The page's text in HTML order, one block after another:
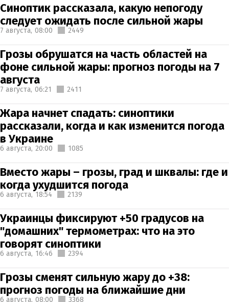
Синоптик рассказала, какую непогоду
следует ожидать после сильной жары
7 августа, 08:00 2449
Грозы обрушатся на часть областей на
фоне сильной жары: прогноз погоды на 7
августа
7 августа, 06:21 2411
Жара начнет спадать: синоптики
рассказали, когда и как изменится погода
в Украине
6 августа, 20:00 1085
Вместо жары – грозы, град и шквалы: где и
когда ухудшится погода
6 августа, 18:54 2139
Украинцы фиксируют +50 градусов на
"домашних" термометрах: что на это
говорят синоптики
6 августа, 16:46 2394
Грозы сменят сильную жару до +38:
прогноз погоды на ближайшие дни
6 августа, 08:00 3368